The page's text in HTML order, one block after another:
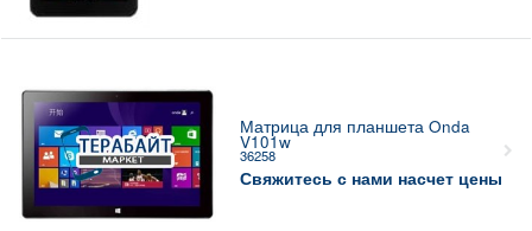
Матрица для планшета Onda
V101w
36258
Свяжитесь с нами насчет цены